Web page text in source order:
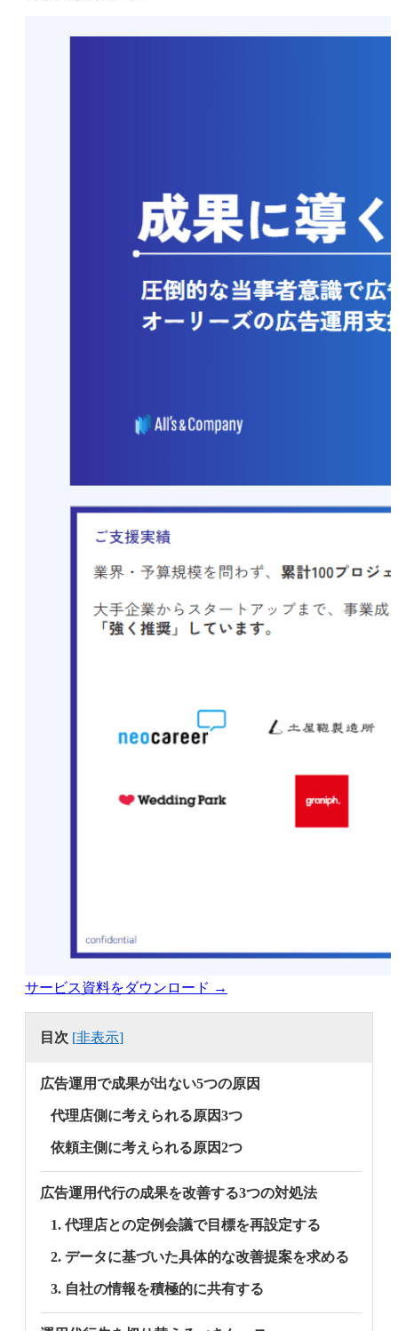
サービス資料をダウンロード →
目次 [非表示]
広告運用で成果が出ない5つの原因
代理店側に考えられる原因3つ
依頼主側に考えられる原因2つ
広告運用代行の成果を改善する3つの対処法
1. 代理店との定例会議で目標を再設定する
2. データに基づいた具体的な改善提案を求める
3. 自社の情報を積極的に共有する